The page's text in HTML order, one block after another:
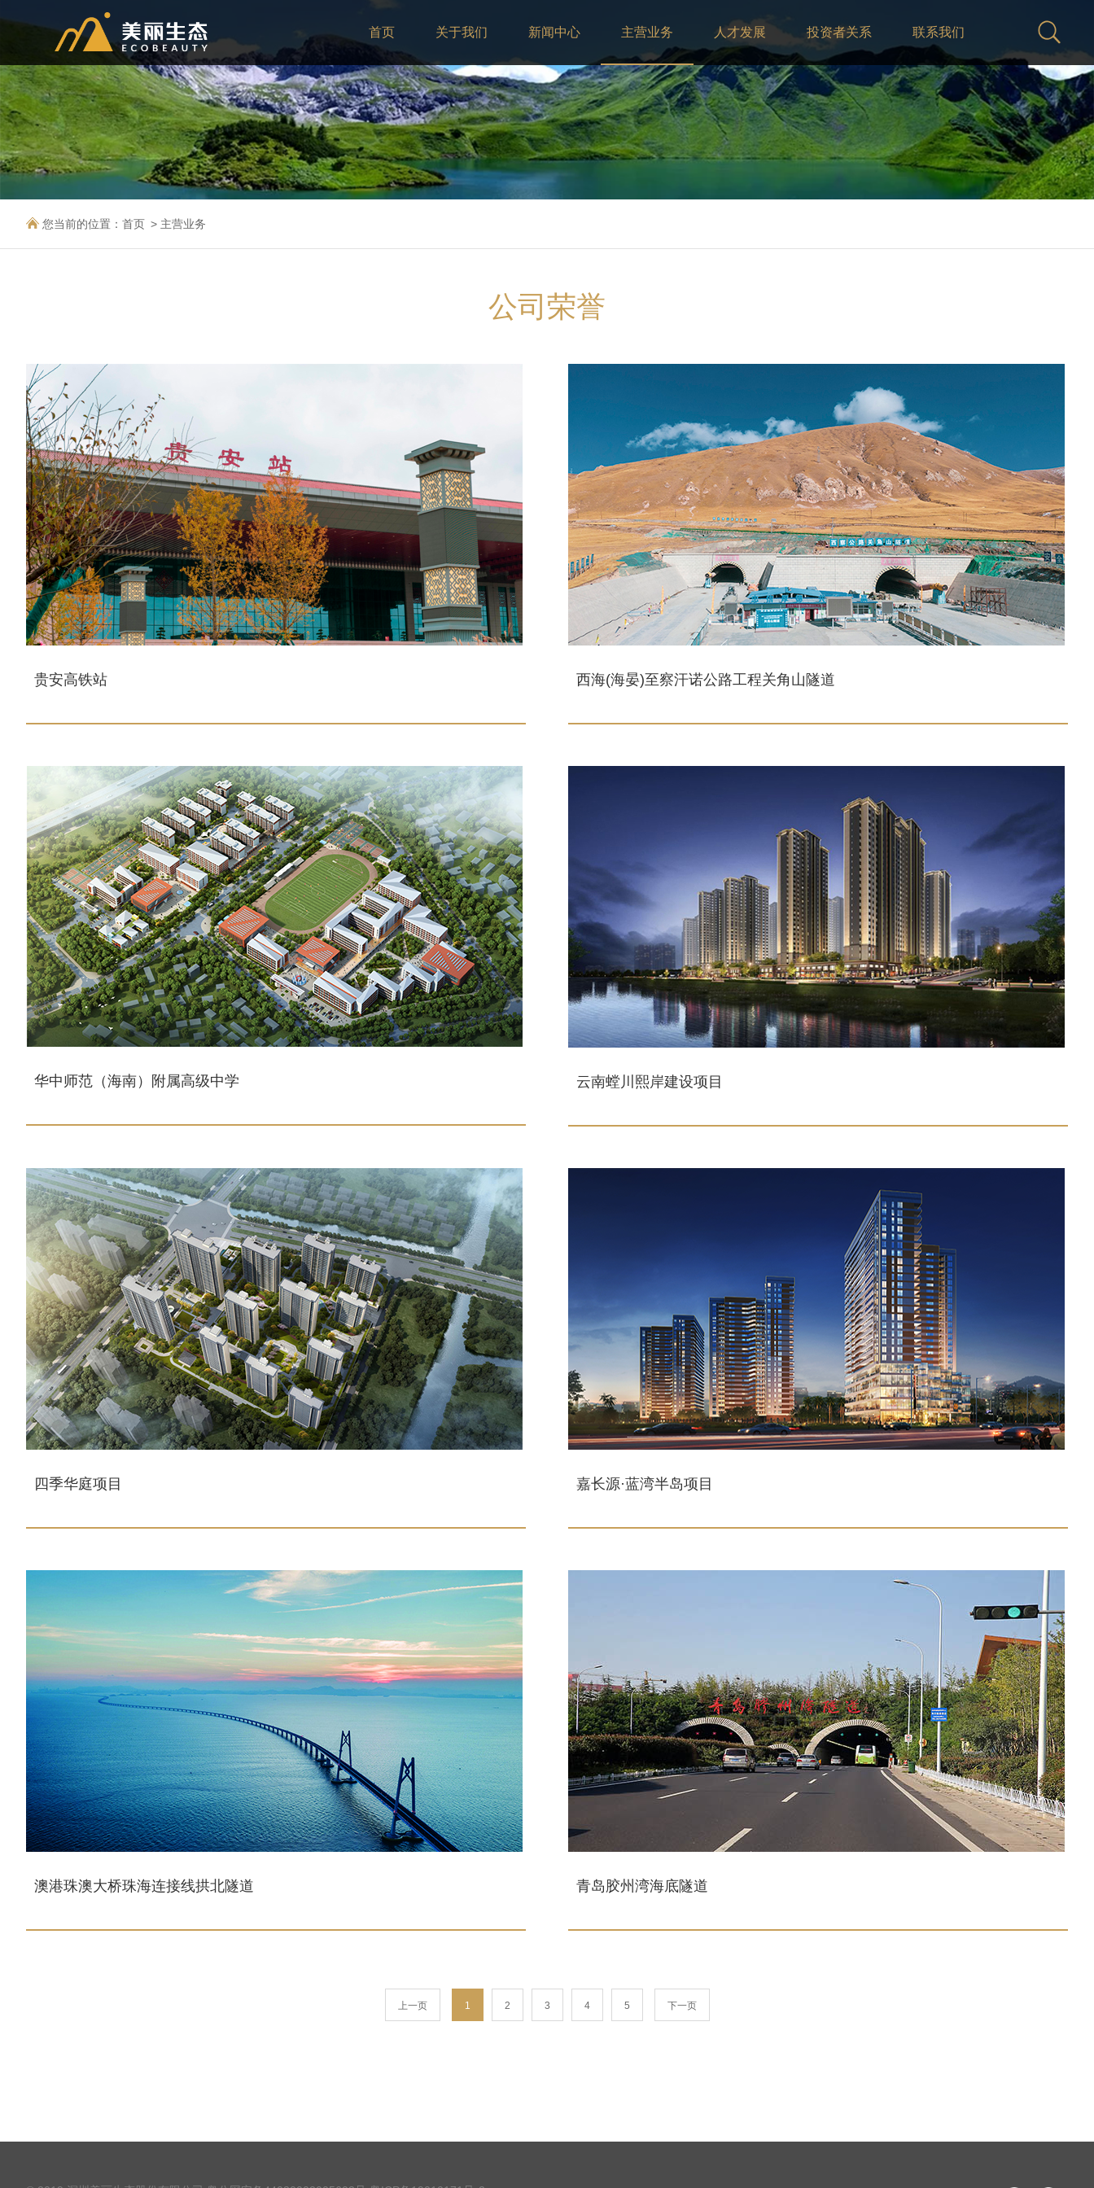
首页 关于我们 新闻中心 主营业务 人才发展 投资者关系 联系我们
您当前的位置： 首页 主营业务
公司荣誉
贵安高铁站 西海(海晏)至察汗诺公路工程关角山隧道
华中师范（海南）附属高级中学 云南螳川熙岸建设项目
四季华庭项目 嘉长源·蓝湾半岛项目
澳港珠澳大桥珠海连接线拱北隧道 青岛胶州湾海底隧道
上一页 1 2 3 4 5 下一页